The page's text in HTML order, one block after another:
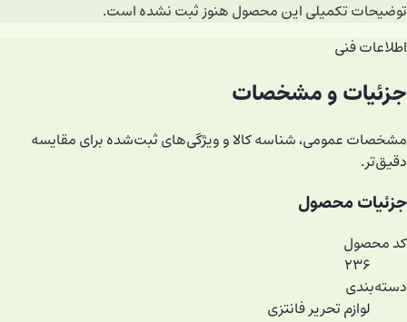
توضیحات تکمیلی این محصول هنوز ثبت نشده است.
اطلاعات فنی
جزئیات و مشخصات
مشخصات عمومی، شناسه کالا و ویژگی‌های ثبت‌شده برای مقایسه
دقیق‌تر.
جزئیات محصول
کد محصول
۲۳۶
دسته‌بندی
لوازم تحریر فانتزی